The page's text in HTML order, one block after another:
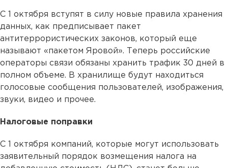
С 1 октября вступят в силу новые правила хранения
данных, как предписывает пакет
антитеррористических законов, который еще
называют «пакетом Яровой». Теперь российские
операторы связи обязаны хранить трафик 30 дней в
полном объеме. В хранилище будут находиться
голосовые сообщения пользователей, изображения,
звуки, видео и прочее.
Налоговые поправки
С 1 октября компаний, которые могут использовать
заявительный порядок возмещения налога на